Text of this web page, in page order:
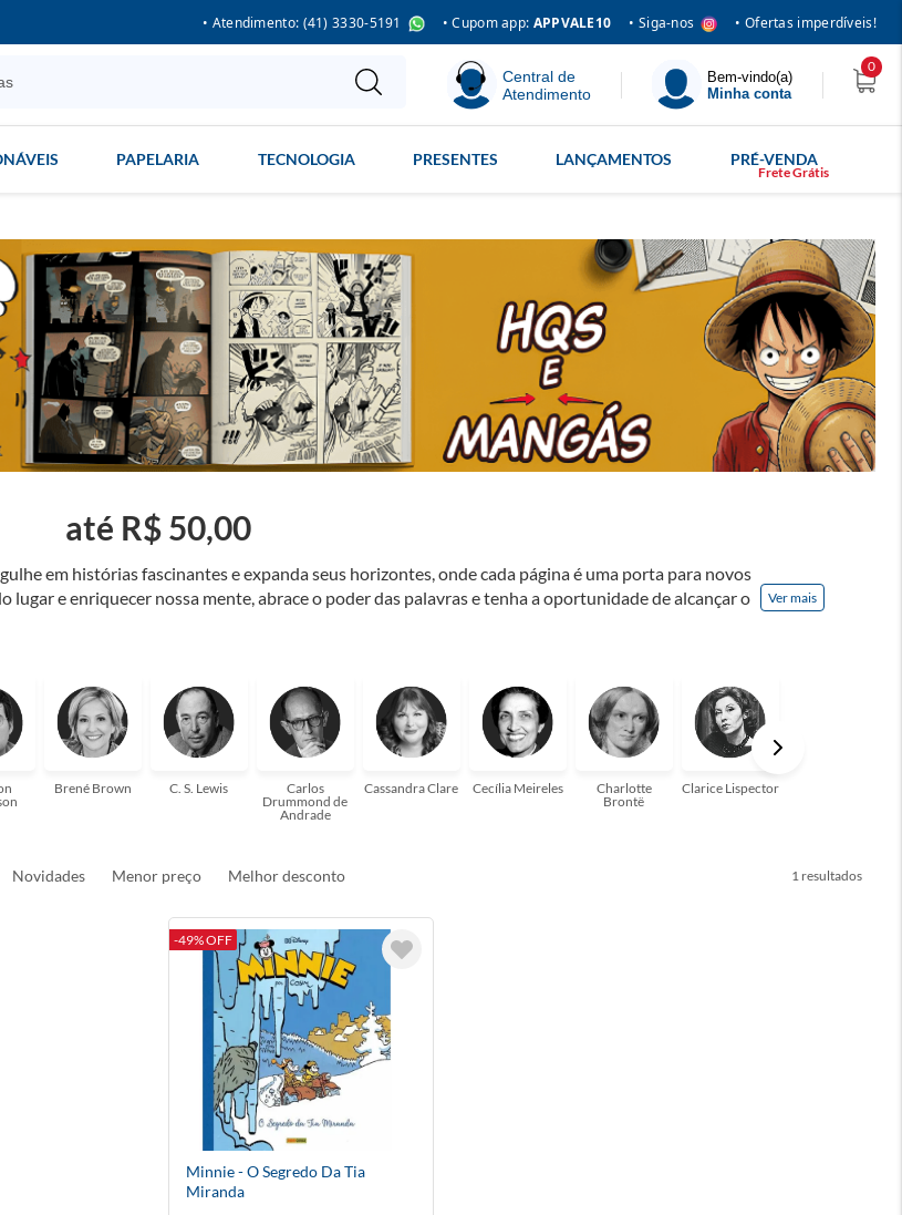
• Atendimento: (41) 3330-5191 • Cupom app: APPVALE10 • Siga-nos • Ofertas imperdíveis!
Central de
Atendimento
Bem-vindo(a)
Minha conta
0
PAPELARIA TECNOLOGIA PRESENTES LANÇAMENTOS PRÉ-VENDA
em histórias fascinantes e expanda seus horizontes, onde cada página é uma porta para novos
lugar e enriquecer nossa mente, abrace o poder das palavras e tenha a oportunidade de alcançar o
a sua! Tenha certeza, temos o livro perfeito para você!
Ver mais
até R$ 50,00
Brené Brown C. S. Lewis
Carlos
Drummond de
Andrade
Cassandra Clare Cecília Meireles
Charlotte
Brontë
Clarice Lispector
Novidades Menor preço Melhor desconto 1
-49% OFF
Minnie - O Segredo Da Tia
Miranda